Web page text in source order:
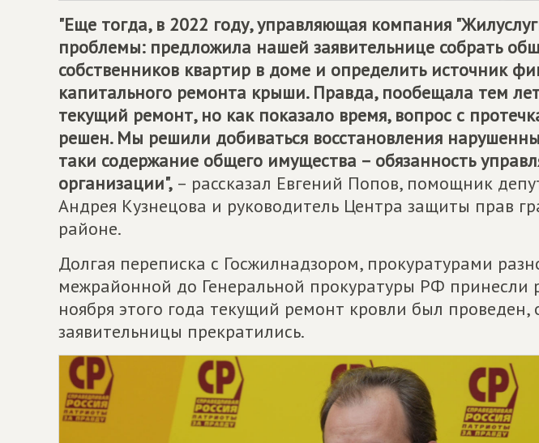
"Еще тогда, в 2022 году, управляющая компания
проблемы: предложила нашей заявительнице собрать
собственников квартир в доме и определить источник
капитального ремонта крыши. Правда, пообещала тем
текущий ремонт, но как показало время, вопрос с
решен. Мы решили добиваться восстановления
таки содержание общего имущества – обязанность
организации", – рассказал Евгений Попов, помощник
Андрея Кузнецова и руководитель Центра защиты прав
районе.
Долгая переписка с Госжилнадзором, прокуратурами
межрайонной до Генеральной прокуратуры РФ принесли
ноября этого года текущий ремонт кровли был проведен,
заявительницы прекратились.